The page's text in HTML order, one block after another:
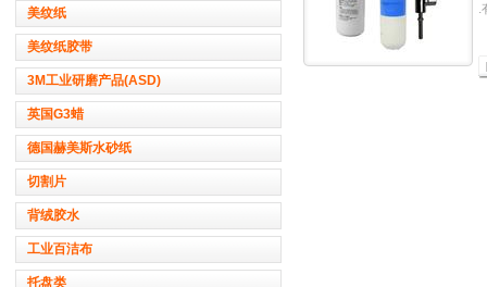
美纹纸
美纹纸胶带
3M工业研磨产品(ASD)
英国G3蜡
德国赫美斯水砂纸
切割片
背绒胶水
工业百洁布
托盘类
.